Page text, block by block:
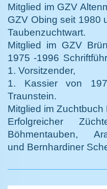
Mitglied im GZV
GZV Obing seit 1980
Taubenzuchtwart.
Mitglied im GZV
1975 -1996
1. Vorsitzender,
1. Kassier von
Traunstein.
Mitglied im
Erfolgreicher
Böhmentauben,
und Bernhardiner